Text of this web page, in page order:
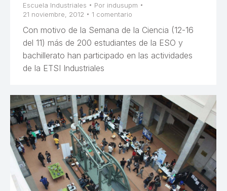
Escuela Industriales Por indusupm
21 noviembre, 2012
1 comentario
Con motivo de la Semana de la Ciencia (12-16
del 11) más de 200 estudiantes de la ESO y
bachillerato han participado en las actividades
de la ETSI Industriales